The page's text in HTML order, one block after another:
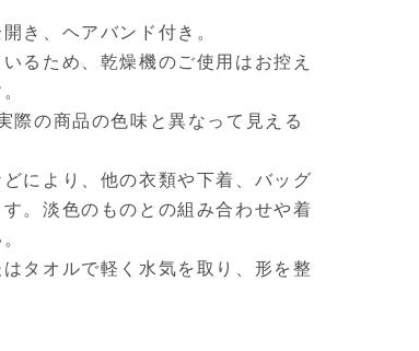
き、ヘアバンド付き。
るため、乾燥機のご使用はお控え
の商品の色味と異なって見える
により、他の衣類や下着、バッグ
。淡色のものとの組み合わせや着
タオルで軽く水気を取り、形を整